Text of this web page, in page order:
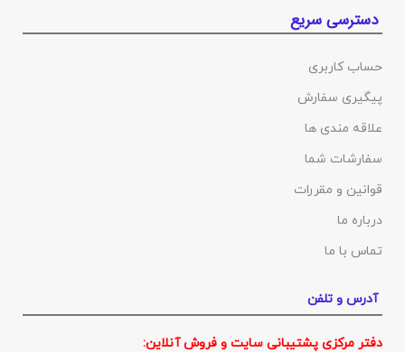
دسترسی سریع
حساب کاربری
پیگیری سفارش
علاقه مندی ها
سفارشات شما
قوانین و مقررات
درباره ما
تماس با ما
آدرس و تلفن
دفتر مرکزی پشتیبانی سایت و فروش آنلاین: